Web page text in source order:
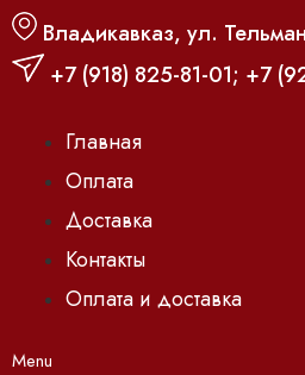
Владикавказ, ул.
+7 (918) 825-81-01; +7
Главная
Оплата
Доставка
Контакты
Оплата и доставка
Menu